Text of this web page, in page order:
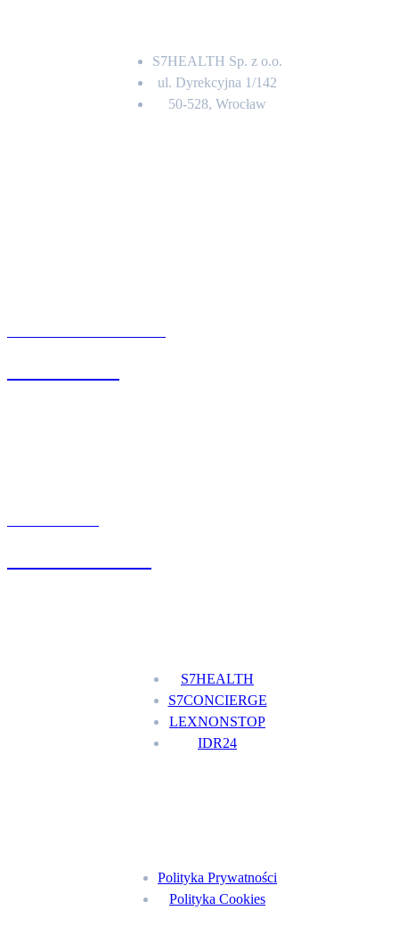
S7HEALTH Sp. z o.o.
ul. Dyrekcyjna 1/142
50-528, Wrocław
S7HEALTH
S7CONCIERGE
LEXNONSTOP
IDR24
Polityka Prywatności
Polityka Cookies